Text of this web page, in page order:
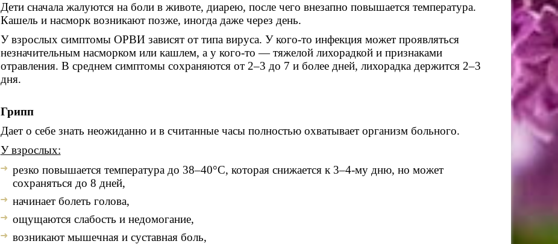
Дети сначала жалуются на боли в животе, диарею, после чего внезапно повышается температура.
Кашель и насморк возникают позже, иногда даже через день.
У взрослых симптомы ОРВИ зависят от типа вируса. У кого-то инфекция может проявляться
незначительным насморком или кашлем, а у кого-то — тяжелой лихорадкой и признаками
отравления. В среднем симптомы сохраняются от 2–3 до 7 и более дней, лихорадка держится 2–3
дня.
Грипп
Дает о себе знать неожиданно и в считанные часы полностью охватывает организм больного.
У взрослых:
резко повышается температура до 38–40°C, которая снижается к 3–4-му дню, но может
сохраняться до 8 дней,
начинает болеть голова,
ощущаются слабость и недомогание,
возникают мышечная и суставная боль,